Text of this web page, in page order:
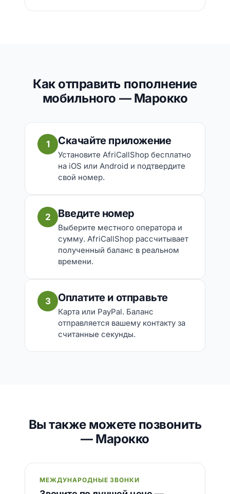
Как отправить пополнение
мобильного — Марокко
1 Скачайте приложение
Установите AfriCallShop бесплатно
на iOS или Android и подтвердите
свой номер.
2 Введите номер
Выберите местного оператора и
сумму. AfriCallShop рассчитывает
полученный баланс в реальном
времени.
3 Оплатите и отправьте
Карта или PayPal. Баланс
отправляется вашему контакту за
считанные секунды.
Вы также можете позвонить
— Марокко
МЕЖДУНАРОДНЫЕ ЗВОНКИ